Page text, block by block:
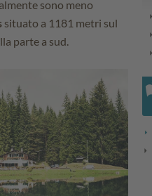
sono meno
situato a 1181 metri sul
parte a sud.